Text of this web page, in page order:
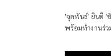
'จุลพันธ์' ยินดี '
พร้อมทำงานร่ว